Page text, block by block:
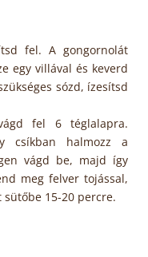
fel. A gongornolát
egy villával és keverd
sózd, ízesítsd
fel 6 téglalapra.
csíkban halmozz a
vágd be, majd így
meg felver tojással,
15-20 percre.